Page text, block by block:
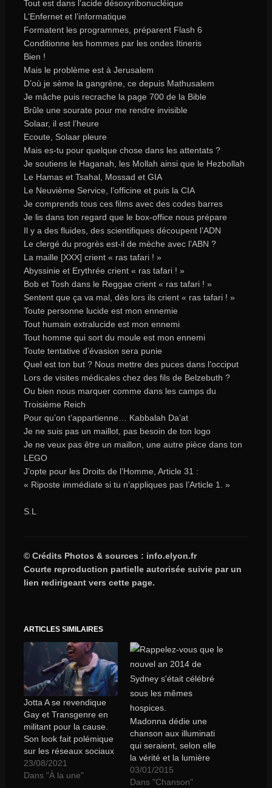
Tout est dans l’acide désoxyribonucléique
L’Enfernet et l’informatique
Formatent les programmes, préparent Flash 6
Conditionne les hommes par les ondes Itineris
Bien !
Mais le problème est à Jerusalem
D’où je sème la gangrène, ce depuis Mathusalem
Je mâche puis recrache la page 700 de la Bible
Brûle une sourate pour me rendre invisible
Solaar, il est l’heure
Ecoute, Solaar pleure
Mais es-tu pour quelque chose dans les attentats ?
Je soutiens le Haganah, les Mollah ainsi que le Hezbollah
Le Hamas et Tsahal, Mossad et GIA
Le Neuvième Service, l’officine et puis la CIA
Je comprends tous ces films avec des codes barres
Je lis dans ton regard que le box-office nous prépare
Il y a des fluides, des scientifiques découpent l’ADN
Le clergé du progrès est-il de mèche avec l’ABN ?
La maille [XXX] crient « ras tafari ! »
Abyssinie et Erythrée crient « ras tafari ! »
Bob et Tosh dans le Reggae crient « ras tafari ! »
Sentent que ça va mal, dès lors ils crient « ras tafari ! »
Toute personne lucide est mon ennemie
Tout humain extralucide est mon ennemi
Tout homme qui sort du moule est mon ennemi
Toute tentative d’évasion sera punie
Quel est ton but ? Nous mettre des puces dans l’occiput
Lors de visites médicales chez des fils de Belzebuth ?
Ou bien nous marquer comme dans les camps du
Troisième Reich
Pour qu’on t’appartienne… Kabbalah Da’at
Je ne suis pas un maillot, pas besoin de ton logo
Je ne veux pas être un maillon, une autre pièce dans ton
LEGO
J’opte pour les Droits de l’Homme, Article 31 :
« Riposte immédiate si tu n’appliques pas l’Article 1. »
S.L
© Crédits Photos & sources : info.elyon.fr
Courte reproduction partielle autorisée suivie par un
lien redirigeant vers cette page.
ARTICLES SIMILAIRES
Jotta A se revendique
Gay et Transgenre en
militant pour la cause.
Son look fait polémique
sur les réseaux sociaux
23/08/2021
Dans "À la une"
Madonna dédie une
chanson aux illuminati
qui seraient, selon elle
la vérité et la lumière
03/01/2015
Dans "Chanson"